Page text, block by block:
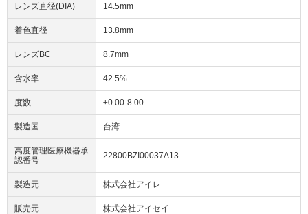
レンズ直径(DIA) 14.5mm
着色直径 13.8mm
レンズBC 8.7mm
含水率 42.5%
度数 ±0.00-8.00
製造国 台湾
高度管理医療機器承
認番号
22800BZI00037A13
製造元 株式会社アイレ
販売元 株式会社アイセイ